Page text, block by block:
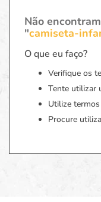
Não
"camiseta-
O que eu faço?
Verifique os
Tente utilizar
Utilize
Procure